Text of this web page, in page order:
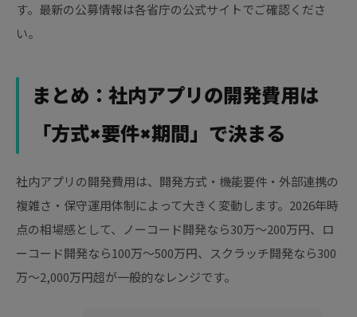
す。最新の公募情報は各省庁の公式サイトでご確認くださ
い。
まとめ：社内アプリの開発費用は
「方式×要件×期間」で決まる
社内アプリの開発費用は、開発方式・機能要件・外部連携の
複雑さ・保守運用体制によって大きく変動します。2026年時
点の相場感として、ノーコード開発なら30万〜200万円、ロ
ーコード開発なら100万〜500万円、スクラッチ開発なら300
万〜2,000万円超が一般的なレンジです。